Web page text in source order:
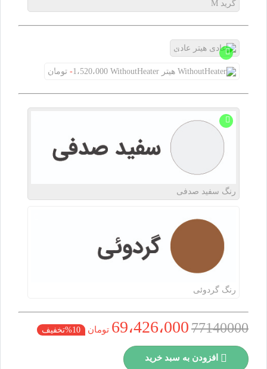
گرید M
هیتر عادی
هیتر WithoutHeater 1،520،000- تومان
رنگ سفید صدفی
رنگ گردوئی
7714000069،426،000 تومان 10%تخفیف
افزودن به سبد خرید